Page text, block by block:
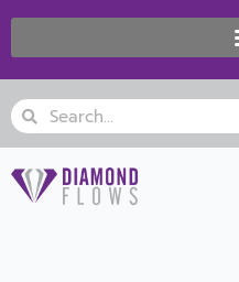
SearchSearch